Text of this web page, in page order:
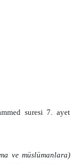
suresi 7. ayet
ve müslümanlara)